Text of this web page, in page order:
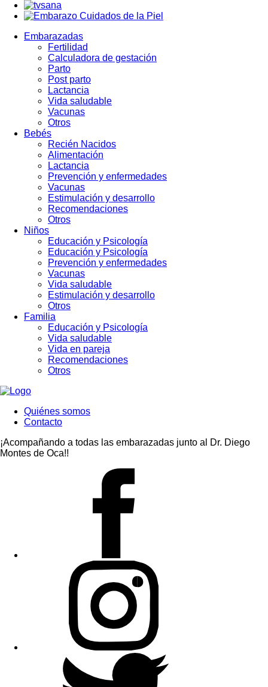
Embarazadas
Fertilidad
Calculadora de gestación
Parto
Post parto
Lactancia
Vida saludable
Vacunas
Otros
Bebés
Recién Nacidos
Alimentación
Lactancia
Prevención y enfermedades
Vacunas
Estimulación y desarrollo
Recomendaciones
Otros
Niños
Educación y Psicología
Educación y Psicología
Prevención y enfermedades
Vacunas
Vida saludable
Estimulación y desarrollo
Otros
Familia
Educación y Psicología
Vida saludable
Vida en pareja
Recomendaciones
Otros
Quiénes somos
Contacto
¡Acompañando a todas las embarazadas junto al Dr. Diego
Montes de Oca!!